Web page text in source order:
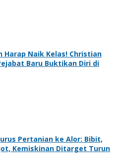
Harap Naik Kelas! Christian
Baru Buktikan Diri di
Pertanian ke Alor: Bibit,
Kemiskinan Ditarget Turun